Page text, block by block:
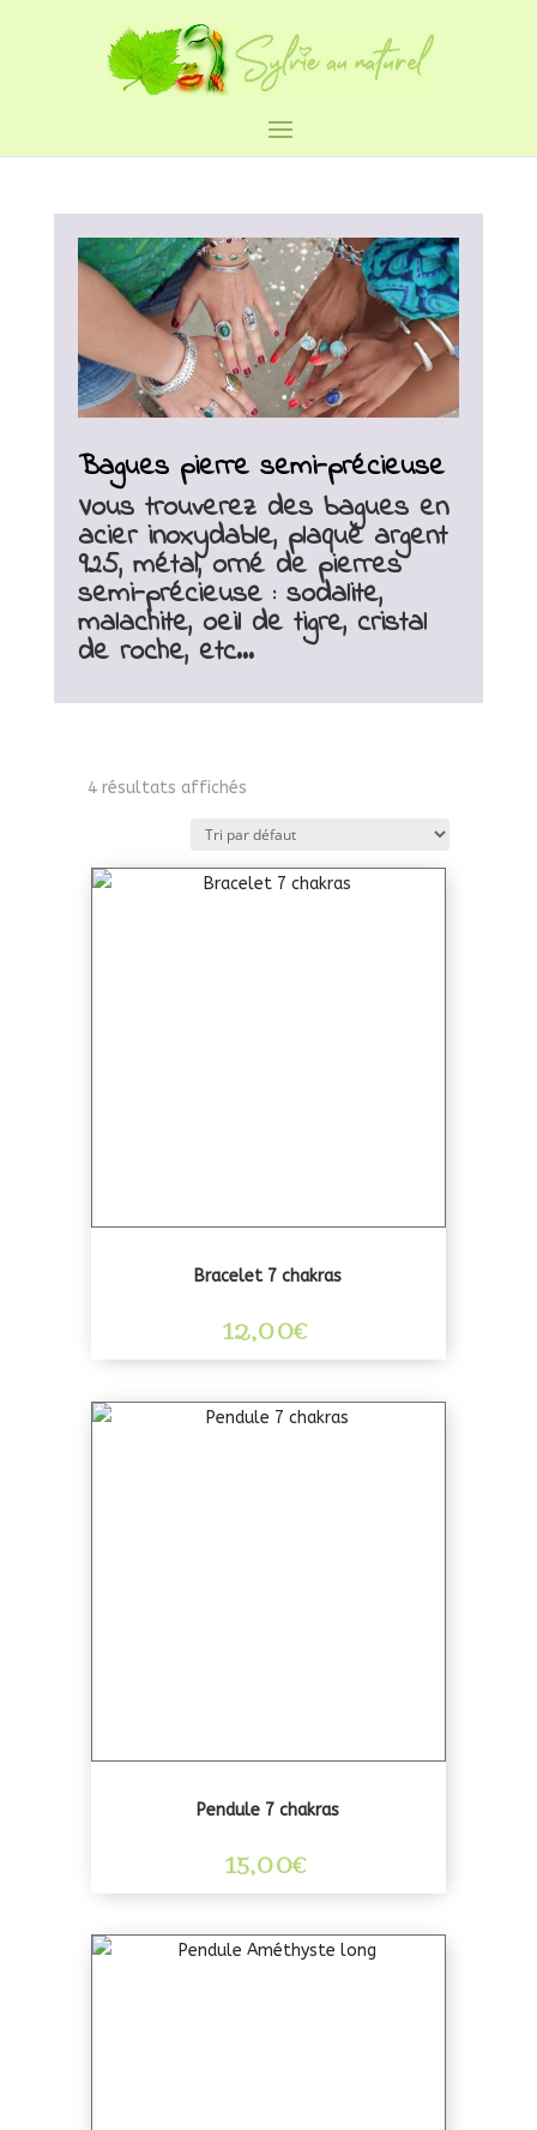
Bagues pierre semi-précieuse
Vous trouverez des bagues en
acier inoxydable, plaqué argent
925, métal, orné de pierres
semi-précieuse : sodalite,
malachite, oeil de tigre, cristal
de roche, etc…
4 résultats affichés
Bracelet 7 chakras
12,00€
Pendule 7 chakras
15,00€